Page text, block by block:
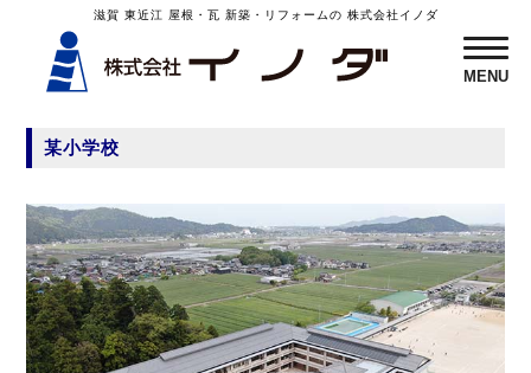
滋賀 東近江 屋根・瓦 新築・リフォームの 株式会社イノダ
MENU
MENU
某小学校